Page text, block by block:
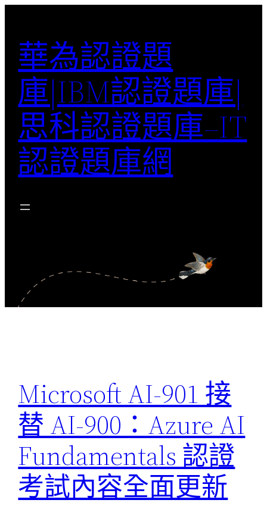
華為認證題
庫|IBM認證題庫|
思科認證題庫–IT
認證題庫網
Microsoft AI-901 接
替 AI-900：Azure AI
Fundamentals 認證
考試內容全面更新